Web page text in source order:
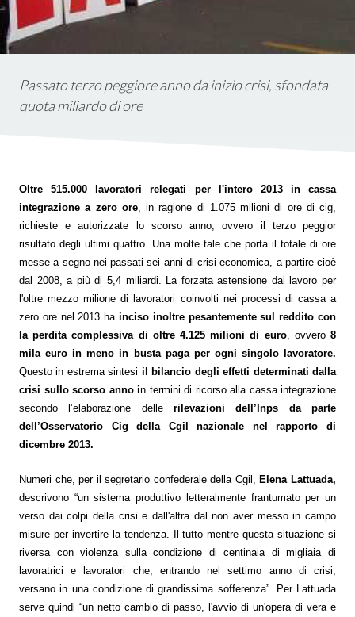
Passato terzo peggiore anno da inizio crisi, sfondata
quota miliardo di ore
Oltre 515.000 lavoratori relegati per l'intero 2013 in cassa
integrazione a zero ore, in ragione di 1.075 milioni di ore di cig,
richieste e autorizzate lo scorso anno, ovvero il terzo peggior
risultato degli ultimi quattro. Una molte tale che porta il totale di ore
messe a segno nei passati sei anni di crisi economica, a partire cioè
dal 2008, a più di 5,4 miliardi. La forzata astensione dal lavoro per
l'oltre mezzo milione di lavoratori coinvolti nei processi di cassa a
zero ore nel 2013 ha inciso inoltre pesantemente sul reddito con
la perdita complessiva di oltre 4.125 milioni di euro, ovvero8
mila euro in meno in busta paga per ogni singolo lavoratore.
Questo in estrema sintesi il bilancio degli effetti determinati dalla
crisi sullo scorso anno in termini di ricorso alla cassa integrazione
secondo l’elaborazione delle rilevazioni dell’Inps da parte
dell’Osservatorio Cig della Cgil nazionale nel rapporto di
dicembre 2013.
Numeri che, per il segretario confederale della Cgil,
Elena Lattuada,
descrivono “un sistema produttivo letteralmente frantumato per un
verso dai colpi della crisi e dall'altra dal non aver messo in campo
misure per invertire la tendenza. Il tutto mentre questa situazione si
riversa con violenza sulla condizione di centinaia di migliaia di
lavoratrici e lavoratori che, entrando nel settimo anno di crisi,
versano in una condizione di grandissima sofferenza”. Per Lattuada
serve quindi “un netto cambio di passo, l'avvio di un'opera di vera e